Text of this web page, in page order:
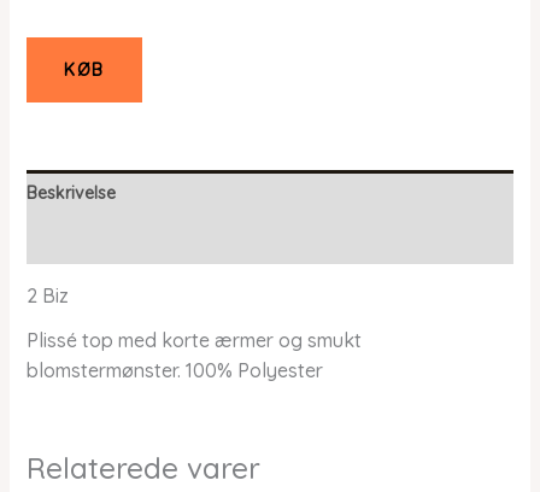
KØB
Beskrivelse
2 Biz
Plissé top med korte ærmer og smukt
blomstermønster. 100% Polyester
Relaterede varer